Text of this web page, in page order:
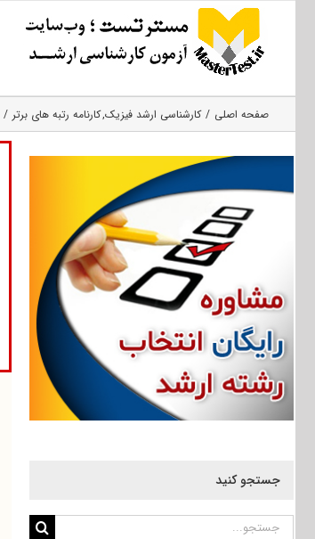
صفحه اصلی کارشناسی ارشد فیزیک کارنامه رتبه های برتر
جستجو کنید
جستجو